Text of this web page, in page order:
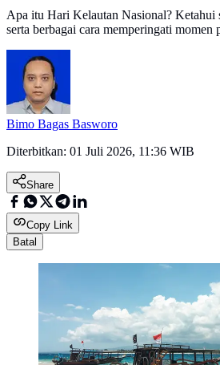
Apa itu Hari Kelautan Nasional? Ketahui
serta berbagai cara memperingati momen
Bimo Bagas Basworo
Diterbitkan: 01 Juli 2026, 11:36 WIB
Share
Copy Link
Batal